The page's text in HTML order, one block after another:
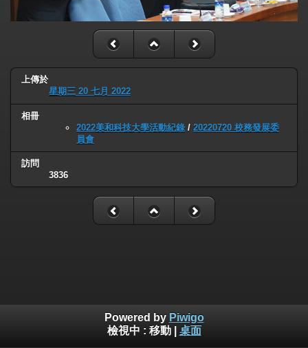
上傳於
星期三 20 七月 2022
相冊
2022美和科技大學活動紀錄 / 20220720 校務發展委
員會
訪問
3836
Powered by Piwigo
檢視中 : 移動| 桌面